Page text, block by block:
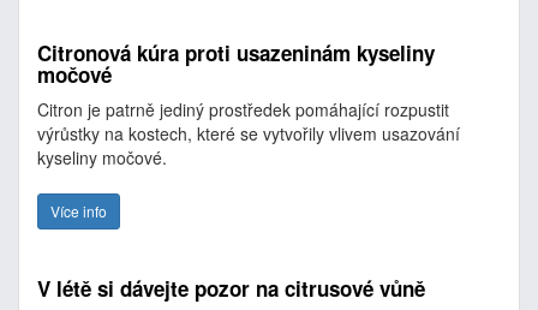
Citronová kúra proti usazeninám kyseliny
močové
Citron je patrně jediný prostředek pomáhající rozpustit
výrůstky na kostech, které se vytvořily vlivem usazování
kyseliny močové.
Více info
V létě si dávejte pozor na citrusové vůně